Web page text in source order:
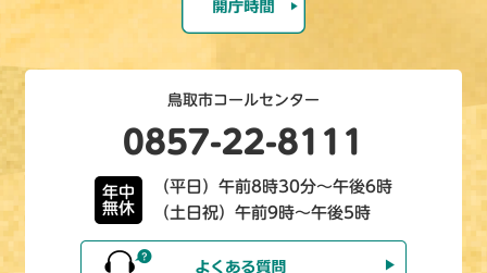
鳥取市コールセンター
0857-22-8111
年中
無休
（平日）午前8時30分～午後6時
（土日祝）午前9時～午後5時